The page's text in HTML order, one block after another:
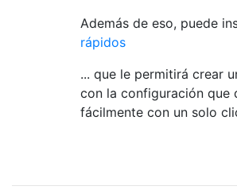
Además de eso, puede
rápidos
... que le permitirá crear
con la configuración que
fácilmente con un solo